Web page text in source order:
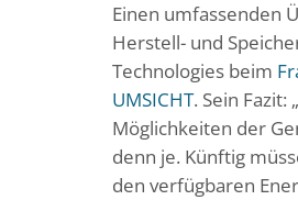
Einen umfassenden
Herstell- und
Technologies beim
UMSICHT. Sein
Möglichkeiten der
denn je. Künftig
den verfügbaren